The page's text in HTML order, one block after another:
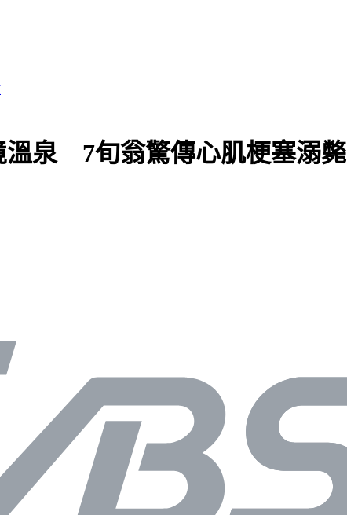
間軸：以為市民都失憶？
溫泉 7旬翁驚傳心肌梗塞溺斃